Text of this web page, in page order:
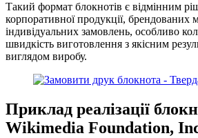
Такий формат блокнотів є відмінним
корпоративної продукції, брендованих
індивідуальних замовлень, особливо
швидкість виготовлення з якісним
виглядом виробу.
Приклад реалізації
Wikimedia Foundation,